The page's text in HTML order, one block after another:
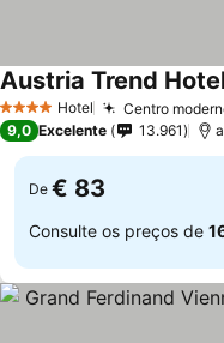
4 EstrelasHotel Centro
Austria Trend
9,0 Excelente 13.961
De € 83
Consulte os preços de